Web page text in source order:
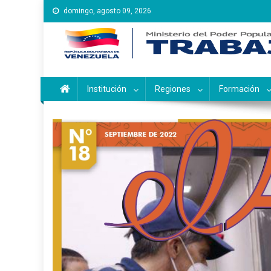
Saltar
al
contenido
domingo, agosto 09, 2026
Instituto Nacional de
Inces
Institución Regiones Formación